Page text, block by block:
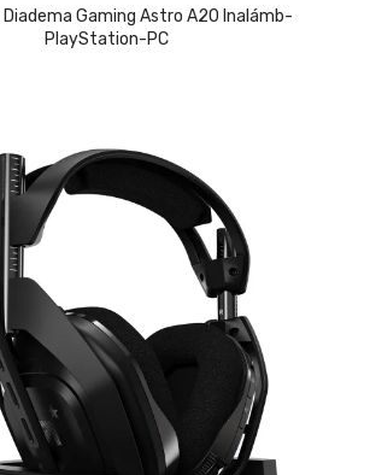
Gaming Astro A20 Inalámb-
PlayStation-PC